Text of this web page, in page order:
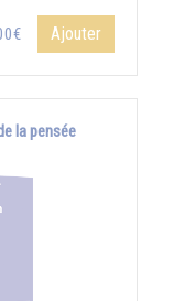
Ajouter
la pensée